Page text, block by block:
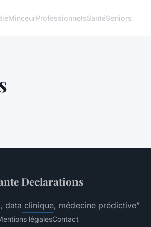
MinceurProfessionnelsSantéSeniors
Declarations
data clinique, médecine prédictive”
légalesContact